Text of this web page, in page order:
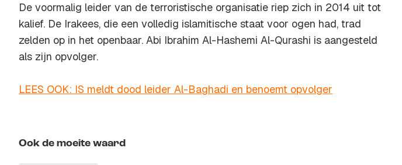
De voormalig leider van de terroristische organisatie riep zich in 2014 uit tot
kalief. De Irakees, die een volledig islamitische staat voor ogen had, trad
zelden op in het openbaar. Abi Ibrahim Al-Hashemi Al-Qurashi is aangesteld
als zijn opvolger.
LEES OOK: IS meldt dood leider Al-Baghadi en benoemt opvolger
Ook de moeite waard